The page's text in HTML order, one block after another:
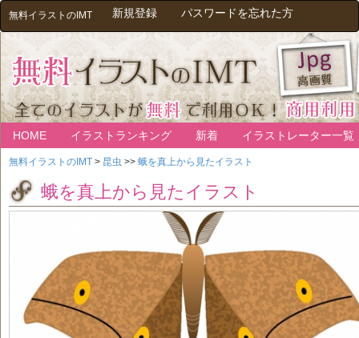
無料イラストのIMT 新規登録 パスワードを忘れた方
HOME イラストランキング 新着 イラストレーター一覧
無料イラストのIMT > 昆虫 >> 蛾を真上から見たイラスト
蛾を真上から見たイラスト